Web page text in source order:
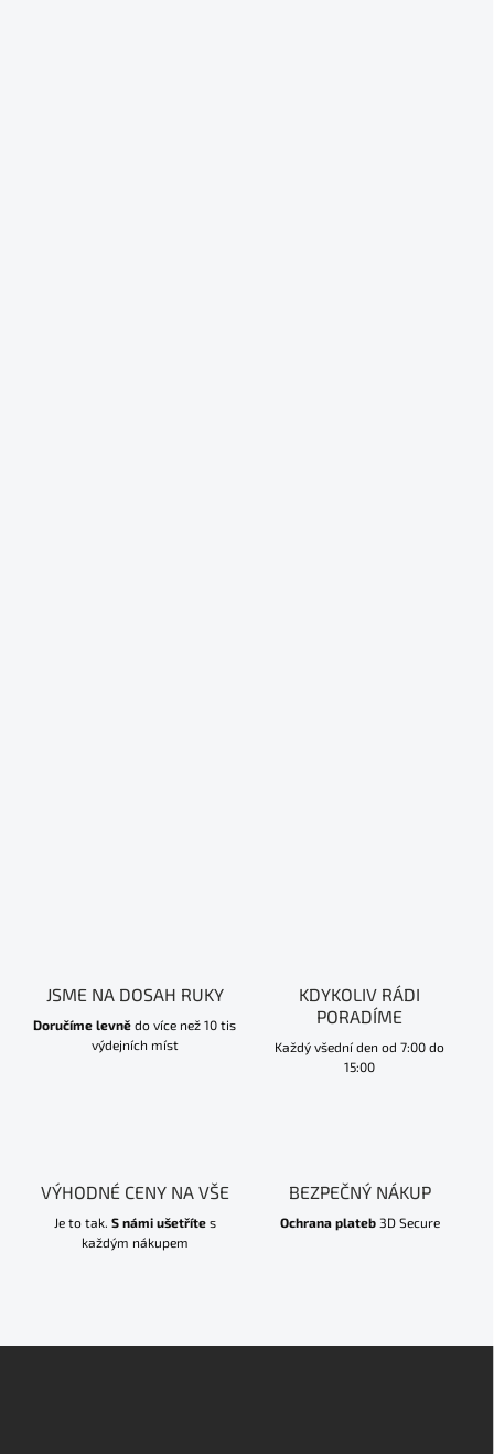
JSME NA DOSAH RUKY
Doručíme levně do více než 10 tis
výdejních míst
KDYKOLIV RÁDI
PORADÍME
Každý všední den od 7:00 do
15:00
VÝHODNÉ CENY NA VŠE
Je to tak. S námi ušetřítes
každým nákupem
BEZPEČNÝ NÁKUP
Ochrana plateb3D Secure